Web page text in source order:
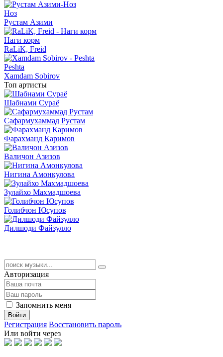
Ноз
Рустам Азими
Наги корм
RaLiK, Freid
Peshta
Xamdam Sobirov
Топ артисты
Шабнами Сураё
Сафармухаммад Рустам
Фарахманд Каримов
Валичон Азизов
Нигина Амонкулова
Зулайхо Махмадшоева
Голибчон Юсупов
Дилшоди Файзулло
Авторизация
Запомнить меня
Войти
Регистрация Восстановить пароль
Или войти через